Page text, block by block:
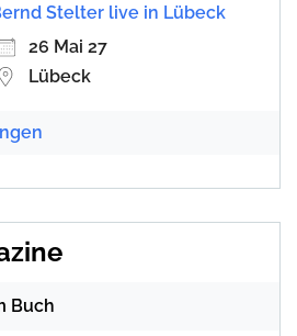
Stelter live in Lübeck
26 Mai 27
Lübeck
Buch